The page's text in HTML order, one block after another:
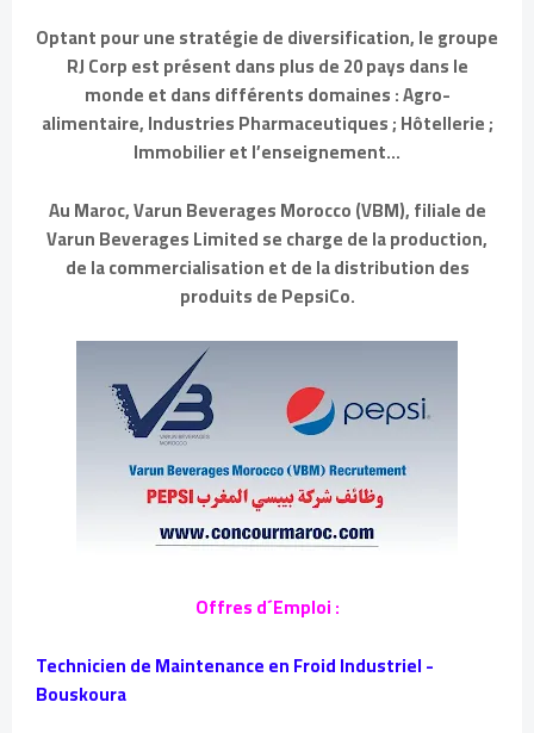
Optant pour une stratégie de diversification, le groupe
RJ Corp est présent dans plus de 20 pays dans le
monde et dans différents domaines : Agro-
alimentaire, Industries Pharmaceutiques ; Hôtellerie ;
Immobilier et l’enseignement...
Au Maroc, Varun Beverages Morocco (VBM), filiale de
Varun Beverages Limited se charge de la production,
de la commercialisation et de la distribution des
produits de PepsiCo.
Offres d´Emploi :
Technicien de Maintenance en Froid Industriel -
Bouskoura